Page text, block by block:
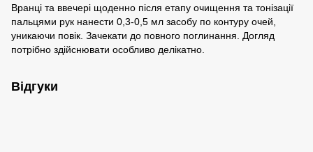
Вранці та ввечері щоденно після етапу очищення та тонізації
пальцями рук нанести 0,3-0,5 мл засобу по контуру очей,
уникаючи повік. Зачекати до повного поглинання. Догляд
потрібно здійснювати особливо делікатно.
Відгуки